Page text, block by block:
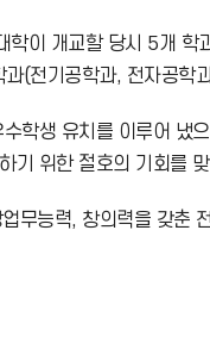
이 개교할 당시 5개
(전기공학과, 전자공
학생 유치를 이루어
기 위한 절호의 기회를
무능력, 창의력을 갖춘